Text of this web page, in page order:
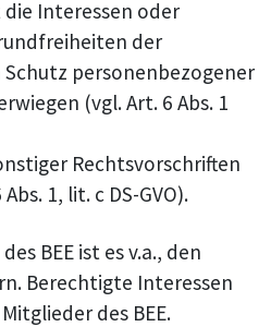
Interessen oder
der
personenbezogener
(vgl. Art. 6 Abs. 1
Rechtsvorschriften
1, lit. c DS-GVO).
BEE ist es v.a., den
Berechtigte Interessen
des BEE.